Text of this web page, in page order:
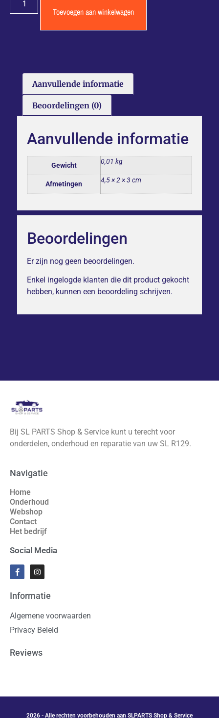
Toevoegen aan winkelwagen
Aanvullende informatie
Beoordelingen (0)
Aanvullende informatie
Gewicht 0,01 kg
Afmetingen 4,5 × 2 × 3 cm
Beoordelingen
Er zijn nog geen beoordelingen.
Enkel ingelogde klanten die dit product gekocht
hebben, kunnen een beoordeling schrijven.
Bij SL PARTS Shop & Service kunt u terecht voor
onderdelen, onderhoud en reparatie van uw SL R129.
Navigatie
Home
Onderhoud
Webshop
Contact
Het bedrijf
Social Media
Informatie
Algemene voorwaarden
Privacy Beleid
Reviews
2026 - Alle rechten voorbehouden aan SLPARTS Shop & Service